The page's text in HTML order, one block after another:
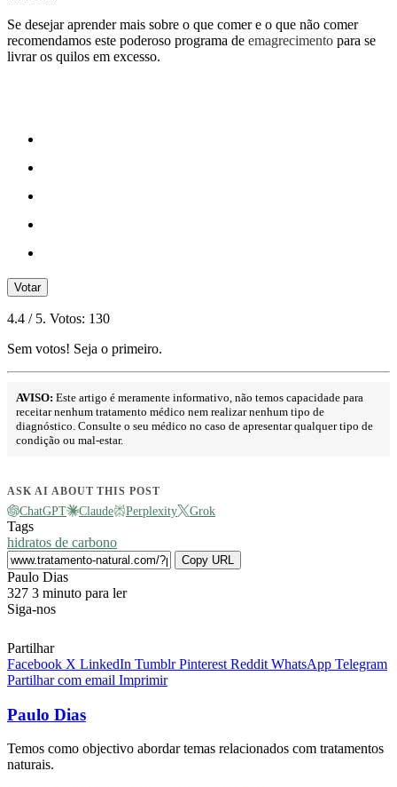
Se desejar aprender mais sobre o que comer e o que não comer
recomendamos este poderoso programa de emagrecimento para se
livrar os quilos em excesso.
Votar
4.4 / 5. Votos: 130
Sem votos! Seja o primeiro.
AVISO: Este artigo é meramente informativo, não temos capacidade para
receitar nenhum tratamento médico nem realizar nenhum tipo de
diagnóstico. Consulte o seu médico no caso de apresentar qualquer tipo de
condição ou mal-estar.
ASK AI ABOUT THIS POST
ChatGPT Claude Perplexity Grok
Tags
hidratos de carbono
Copy URL
Paulo DiasSend
an
327 3 minuto para ler
Siga-nos
Partilhar
Facebook X LinkedIn Tumblr Pinterest Reddit WhatsApp Telegram
Partilhar com email Imprimir
Paulo Dias
Temos como objectivo abordar temas relacionados com tratamentos
naturais.